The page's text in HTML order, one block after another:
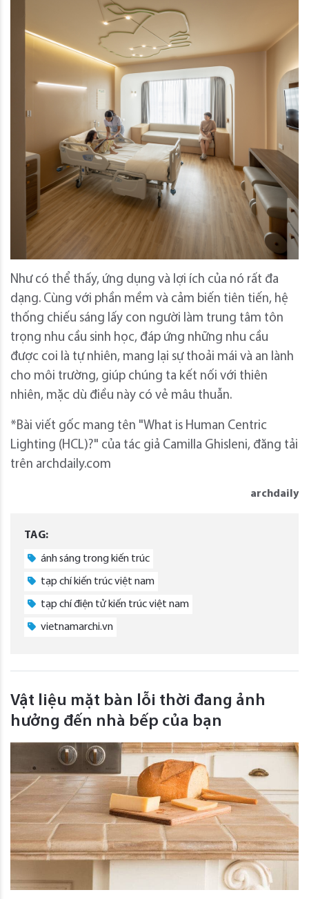
Như có thể thấy, ứng dụng và lợi ích của nó rất đa
dạng. Cùng với phần mềm và cảm biến tiên tiến, hệ
thống chiếu sáng lấy con người làm trung tâm tôn
trọng nhu cầu sinh học, đáp ứng những nhu cầu
được coi là tự nhiên, mang lại sự thoải mái và an lành
cho môi trường, giúp chúng ta kết nối với thiên
nhiên, mặc dù điều này có vẻ mâu thuẫn.
*Bài viết gốc mang tên "What is Human Centric
Lighting (HCL)?" của tác giả Camilla Ghisleni, đăng tải
trên archdaily.com
archdaily
TAG:
ánh sáng trong kiến trúc
tạp chí kiến trúc việt nam
tạp chí điện tử kiến trúc việt nam
vietnamarchi.vn
Vật liệu mặt bàn lỗi thời đang ảnh
hưởng đến nhà bếp của bạn